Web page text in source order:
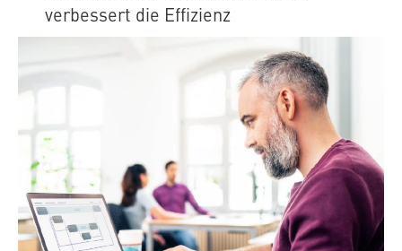
verbessert die Effizienz